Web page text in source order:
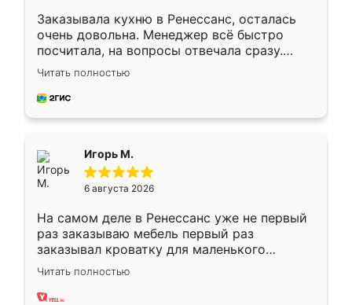
Заказывала кухню в Ренессанс, осталась
очень довольна. Менеджер всё быстро
посчитала, на вопросы отвечала сразу.
Замерщик приехал в субботу, подошёл к
делу со всей ответственностью. Собрали
за день, ребята работали аккуратно, даже
Читать полностью
Игорь М.
6 августа 2026
На самом деле в Ренессанс уже не первый
раз заказываю мебель первый раз
заказывал кроватку для маленького
ребёнка при его рождении ,во второй раз
заказал шкаф-купе. По качеству очень
хорошее сборка достаточно быстрая,
Читать полностью